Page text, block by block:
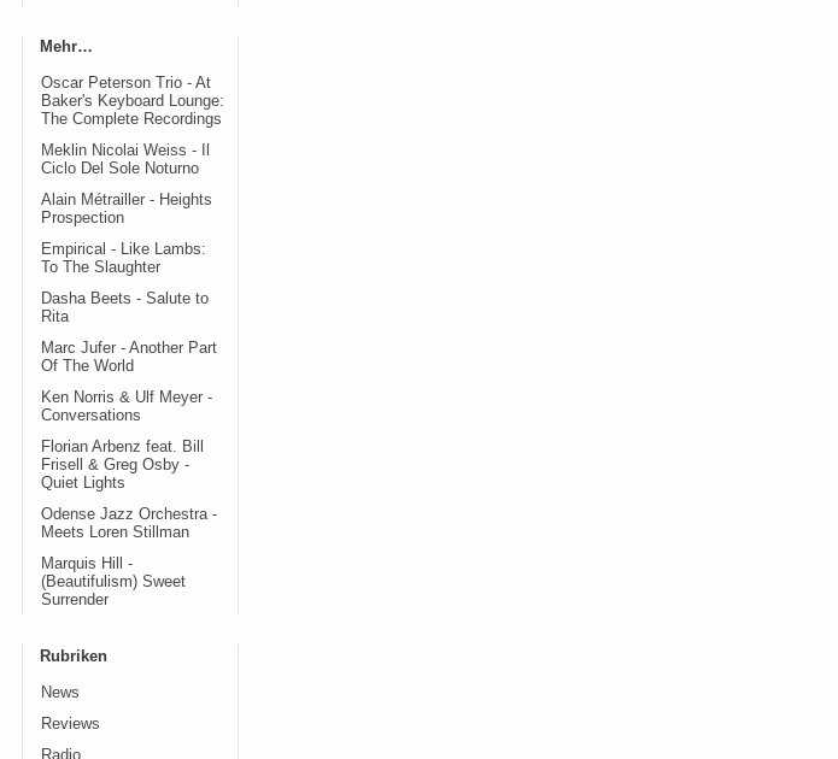
Mehr…
Oscar Peterson Trio - At
Baker's Keyboard Lounge:
The Complete Recordings
Meklin Nicolai Weiss - Il
Ciclo Del Sole Noturno
Alain Métrailler - Heights
Prospection
Empirical - Like Lambs:
To The Slaughter
Dasha Beets - Salute to
Rita
Marc Jufer - Another Part
Of The World
Ken Norris & Ulf Meyer -
Conversations
Florian Arbenz feat. Bill
Frisell & Greg Osby -
Quiet Lights
Odense Jazz Orchestra -
Meets Loren Stillman
Marquis Hill -
(Beautifulism) Sweet
Surrender
Rubriken
News
Reviews
Radio